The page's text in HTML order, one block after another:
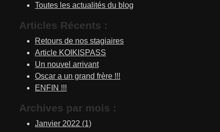
Toutes les actualités du blog
Articles Récents :
Retours de nos stagiaires
Article KOIKISPASS
Un nouvel arrivant
Oscar a un grand frère !!!
ENFIN !!!
Archives par mois :
Janvier 2022 (1)